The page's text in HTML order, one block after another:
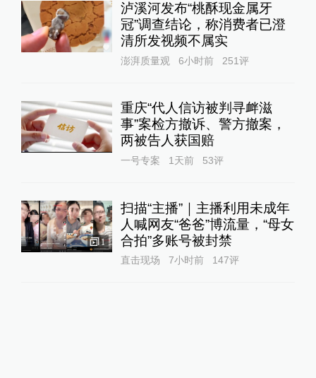
泸溪河发布“桃酥现金属牙
冠”调查结论，称消费者已澄
清所发视频不属实
澎湃质量观 6小时前 251评
重庆“代人信访被判寻衅滋
事”案检方撤诉、警方撤案，
两被告人获国赔
一号专案 1天前 53评
1
扫描“主播”｜主播利用未成年
人喊网友“爸爸”博流量，“母女
合拍”多账号被封禁
直击现场 7小时前 147评